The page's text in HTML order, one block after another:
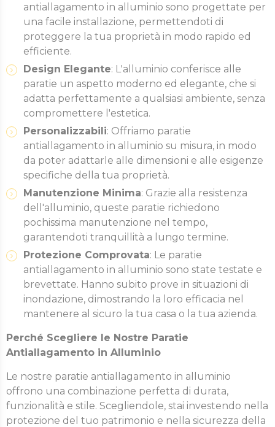
antiallagamento in alluminio sono progettate per
una facile installazione, permettendoti di
proteggere la tua proprietà in modo rapido ed
efficiente.
Design Elegante: L'alluminio conferisce alle
paratie un aspetto moderno ed elegante, che si
adatta perfettamente a qualsiasi ambiente, senza
compromettere l'estetica.
Personalizzabili: Offriamo paratie
antiallagamento in alluminio su misura, in modo
da poter adattarle alle dimensioni e alle esigenze
specifiche della tua proprietà.
Manutenzione Minima: Grazie alla resistenza
dell'alluminio, queste paratie richiedono
pochissima manutenzione nel tempo,
garantendoti tranquillità a lungo termine.
Protezione Comprovata: Le paratie
antiallagamento in alluminio sono state testate e
brevettate. Hanno subito prove in situazioni di
inondazione, dimostrando la loro efficacia nel
mantenere al sicuro la tua casa o la tua azienda.
Perché Scegliere le Nostre Paratie
Antiallagamento in Alluminio
Le nostre paratie antiallagamento in alluminio
offrono una combinazione perfetta di durata,
funzionalità e stile. Scegliendole, stai investendo nella
protezione del tuo patrimonio e nella sicurezza della